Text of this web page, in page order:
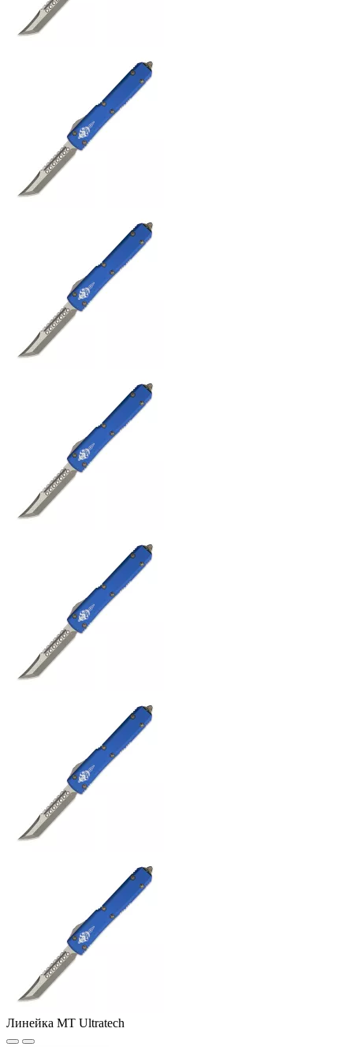
Линейка MT Ultratech